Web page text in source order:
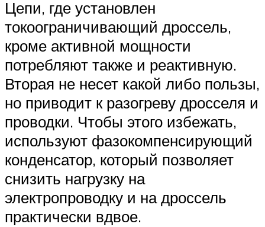
Цепи, где установлен
токоограничивающий дроссель,
кроме активной мощности
потребляют также и реактивную.
Вторая не несет какой либо пользы,
но приводит к разогреву дросселя и
проводки. Чтобы этого избежать,
используют фазокомпенсирующий
конденсатор, который позволяет
снизить нагрузку на
электропроводку и на дроссель
практически вдвое.